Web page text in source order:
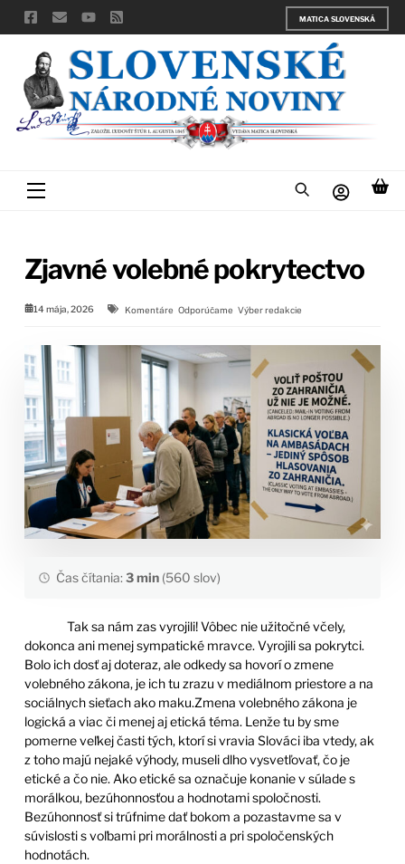
Skip
to
content
MATICA SLOVENSKÁ
Menu
Zjavné volebné pokrytectvo
14 mája, 2026 Komentáre Odporúčame Výber redakcie
Čas čítania:3 min(560 slov)
Tak sa nám zas vyrojili! Vôbec nie užitočné včely,
dokonca ani menej sympatické mravce. Vyrojili sa pokrytci.
Bolo ich dosť aj doteraz, ale odkedy sa hovorí o zmene
volebného zákona, je ich tu zrazu v mediálnom priestore a na
sociálnych sieťach ako maku.Zmena volebného zákona je
logická a viac či menej aj etická téma. Lenže tu by sme
pomerne veľkej časti tých, ktorí si vravia Slováci iba vtedy, ak
z toho majú nejaké výhody, museli dlho vysvetľovať, čo je
etické a čo nie. Ako etické sa označuje konanie v súlade s
morálkou, bezúhonnosťou a hodnotami spoločnosti.
Bezúhonnosť si trúfnime dať bokom a pozastavme sa v
súvislosti s voľbami pri morálnosti a pri spoločenských
hodnotách.